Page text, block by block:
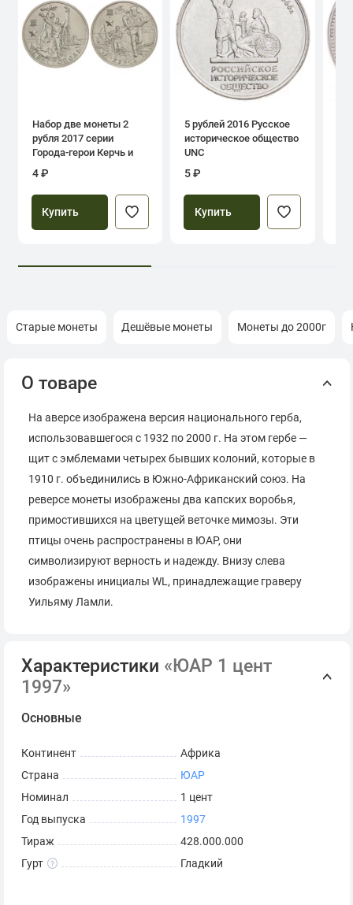
Набор две монеты 2
рубля 2017 серии
Города-герои Керчь и
4 ₽
Купить
5 рублей 2016 Русское
историческое общество
UNC
5 ₽
Купить
Старые монеты Дешёвые монеты Монеты до 2000г
О товаре
На аверсе изображена версия национального герба,
использовавшегося с 1932 по 2000 г. На этом гербе —
щит с эмблемами четырех бывших колоний, которые в
1910 г. объединились в Южно-Африканский союз. На
реверсе монеты изображены два капских воробья,
примостившихся на цветущей веточке мимозы. Эти
птицы очень распространены в ЮАР, они
символизируют верность и надежду. Внизу слева
изображены инициалы WL, принадлежащие граверу
Уильяму Ламли.
Характеристики «ЮАР 1 цент
1997»
Основные
Континент
Африка
Страна
ЮАР
Номинал
1 цент
Год выпуска
1997
Тираж
428.000.000
Гурт
Гладкий